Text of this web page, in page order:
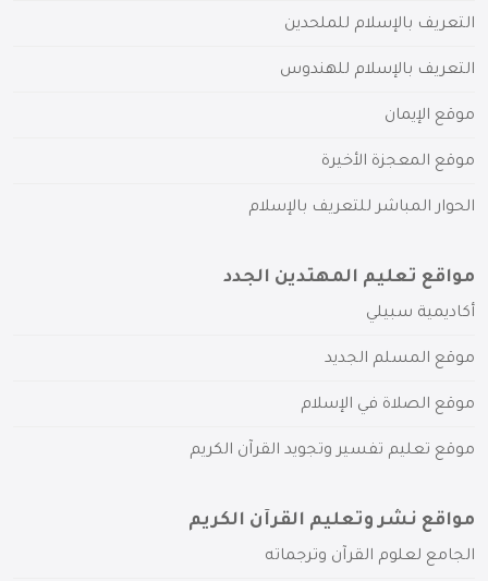
التعريف بالإسلام للملحدين
التعريف بالإسلام للهندوس
موقع الإيمان
موقع المعجزة الأخيرة
الحوار المباشر للتعريف بالإسلام
مواقع تعليم المهتدين الجدد
أكاديمية سبيلي
موقع المسلم الجديد
موقع الصلاة في الإسلام
موقع تعليم تفسير وتجويد القرآن الكريم
مواقع نشر وتعليم القرآن الكريم
الجامع لعلوم القرآن وترجماته